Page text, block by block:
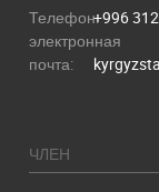
Телефон:+996
электронная
почта:
ЧЛЕН